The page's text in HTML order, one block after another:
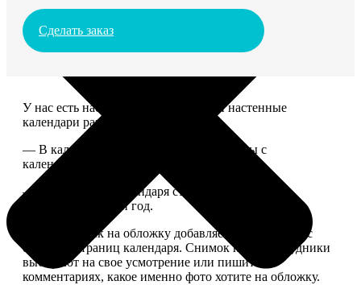
Сделать заказ
У нас есть настольные, магнитные и настенные
календари разных размеров.
— В календаре 13 листов: обложка+листы с
календарной сеткой.
— Обложка для календаря стандартная, дизайн
обновляем каждый год.
— В кружочек на обложку добавляем фотографию с
одной из страниц календаря. Снимок наши сотрудники
выбирают на свое усмотрение или пишите в
комментариях, какое именно фото хотите на обложку.